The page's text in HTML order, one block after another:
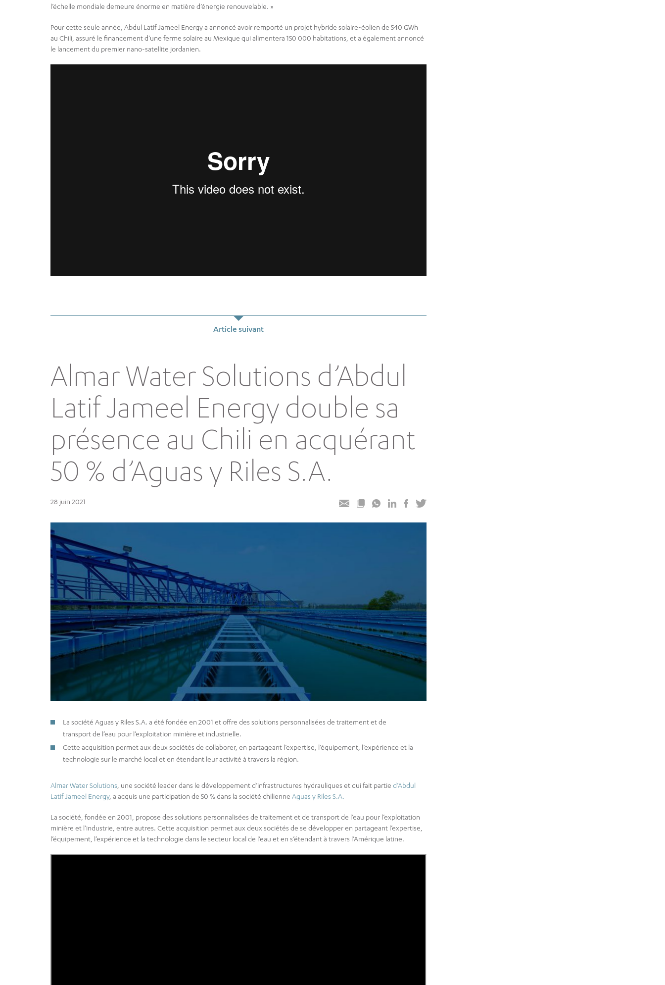
l’échelle mondiale demeure énorme en matière d’énergie renouvelable. »
Pour cette seule année, Abdul Latif Jameel Energy a annoncé avoir remporté un projet hybride solaire-éolien de 540 GWh
au Chili, assuré le financement d’une ferme solaire au Mexique qui alimentera 150 000 habitations, et a également annoncé
le lancement du premier nano-satellite jordanien.
Article suivant
Almar Water Solutions d’Abdul
Latif Jameel Energy double sa
présence au Chili en acquérant
50 % d’Aguas y Riles S.A.
28 juin 2021
La société Aguas y Riles S.A. a été fondée en 2001 et offre des solutions personnalisées de traitement et de
transport de l’eau pour l’exploitation minière et industrielle.
Cette acquisition permet aux deux sociétés de collaborer, en partageant l’expertise, l’équipement, l’expérience et la
technologie sur le marché local et en étendant leur activité à travers la région.
Almar Water Solutions , une société leader dans le développement d’infrastructures hydrauliques et qui fait partie d’Abdul
Latif Jameel Energy, a acquis une participation de 50 % dans la société chilienne Aguas y Riles S.A.
La société, fondée en 2001, propose des solutions personnalisées de traitement et de transport de l’eau pour l’exploitation
minière et l’industrie, entre autres. Cette acquisition permet aux deux sociétés de se développer en partageant l’expertise,
l’équipement, l’expérience et la technologie dans le secteur local de l’eau et en s’étendant à travers l’Amérique latine.